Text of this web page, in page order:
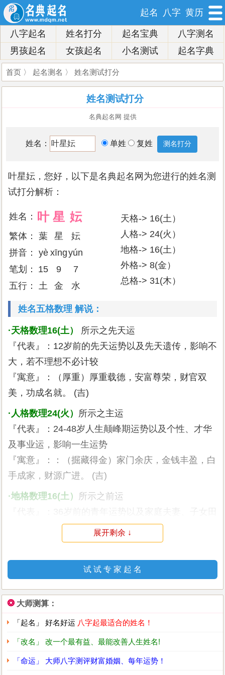
起名 八字 黄历
八字起名 姓名打分 起名宝典
八字测名
男孩起名
女孩起名 小名测试 起名字典
首页 〉 起名测名 〉 姓名测试打分
姓名测试打分
名典起名网 提供
姓名： 单姓 复姓
叶星妘，您好，以下是名典起名网为您进行的姓名测
试打分解析：
姓名： 叶 星 妘
繁体： 葉 星
妘
拼音：
yè xīngyún
笔划：
15 9
7
五行：
土 金 水
天格-> 16(土）
人格-> 24(火）
地格-> 16(土）
外格-> 8(金）
总格-> 31(木）
姓名五格数理 解说：
·天格数理16(土）
所示之先天运
『代表』：12岁前的先天运势以及先天遗传，影响不
大，若不理想不必计较
『寓意』：（厚重）厚重载德，安富尊荣，财官双
美，功成名就。 (吉)
·人格数理24(火） 所示之主运
『代表』：24-48岁人生颠峰期运势以及个性、才华
及事业运，影响一生运势
『寓意』：：（掘藏得金）家门余庆，金钱丰盈，白
手成家，财源广进。 (吉)
·地格数理16(土） 所示之前运
宅，影响基础运
『寓意』：（厚重）厚重载德，安富尊荣，财官双
美，功成名就。 (吉)
·外格数理8(金）所示之副运
『代表』：36-48岁的中年运势以及社交、朋友、工
作环境等，影响后天的机遇
『寓意』：（八卦之数）八卦之数，乾坎艮震，巽离
坤兑，无穷无尽。 (半吉)
·总格数理31(木）所示之后运
展开剩余 ↓
试 试 专 家 起 名
❂ 大师测算：
「起名」 好名好运 八字起最适合的姓名！
「改名」 改一个最有益、最能改善人生姓名!
「命运」 大师八字测评财富婚姻、每年运势！